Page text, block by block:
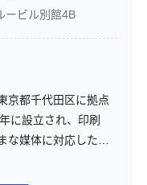
ビル別館4B
京都千代田区に拠点
に設立され、印刷
な媒体に対応したト
。